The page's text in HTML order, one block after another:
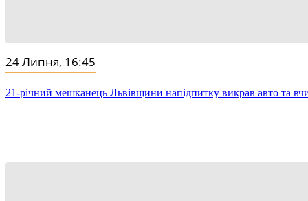
24 Липня, 16:45
21-річний мешканець Львівщини напідпитку викрав авто та